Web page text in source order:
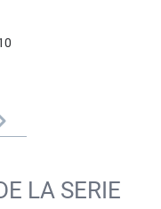
LA SERIE